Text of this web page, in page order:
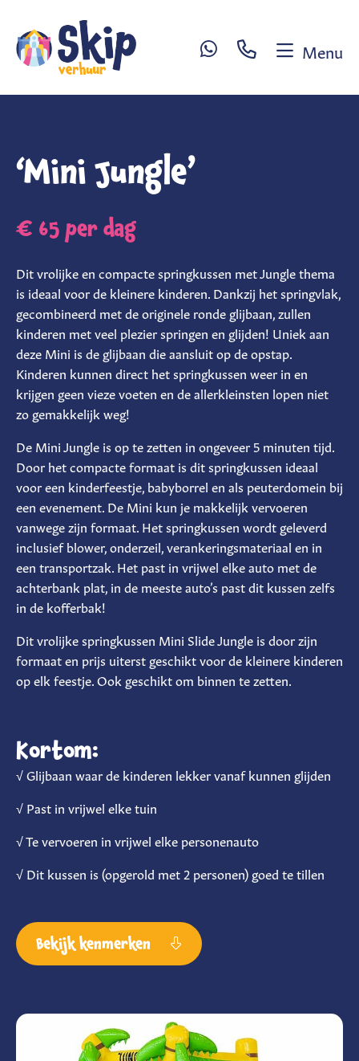
Menu
‘Mini Jungle’
€ 65per dag
Dit vrolijke en compacte springkussen met Jungle thema
is ideaal voor de kleinere kinderen. Dankzij het springvlak,
gecombineerd met de originele ronde glijbaan, zullen
kinderen met veel plezier springen en glijden! Uniek aan
deze Mini is de glijbaan die aansluit op de opstap.
Kinderen kunnen direct het springkussen weer in en
krijgen geen vieze voeten en de allerkleinsten lopen niet
zo gemakkelijk weg!
De Mini Jungle is op te zetten in ongeveer 5 minuten tijd.
Door het compacte formaat is dit springkussen ideaal
voor een kinderfeestje, babyborrel en als peuterdomein bij
een evenement. De Mini kun je makkelijk vervoeren
vanwege zijn formaat. Het springkussen wordt geleverd
inclusief blower, onderzeil, verankeringsmateriaal en in
een transportzak. Het past in vrijwel elke auto met de
achterbank plat, in de meeste auto’s past dit kussen zelfs
in de kofferbak!
Dit vrolijke springkussen Mini Slide Jungle is door zijn
formaat en prijs uiterst geschikt voor de kleinere kinderen
op elk feestje. Ook geschikt om binnen te zetten.
Kortom:
√ Glijbaan waar de kinderen lekker vanaf kunnen glijden
√ Past in vrijwel elke tuin
√ Te vervoeren in vrijwel elke personenauto
√ Dit kussen is (opgerold met 2 personen) goed te tillen
Bekijk kenmerken